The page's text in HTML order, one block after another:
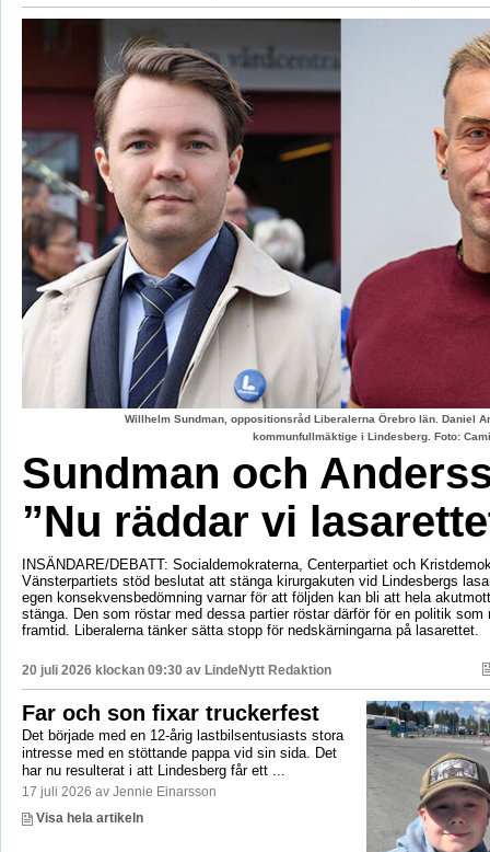
Willhelm Sundman, oppositionsråd Liberalerna Örebro län. Daniel
kommunfullmäktige i Lindesberg. Foto:
Sundman och
”Nu räddar vi
INSÄNDARE/DEBATT: Socialdemokraterna, Centerpartiet och
Vänsterpartiets stöd beslutat att stänga kirurgakuten vid Lindesbergs
egen konsekvensbedömning varnar för att följden kan bli att hela
stänga. Den som röstar med dessa partier röstar därför för en politik som
framtid. Liberalerna tänker sätta stopp för nedskärningarna på lasarettet.
20 juli 2026 klockan 09:30 av LindeNytt Redaktion
Far och son fixar truckerfest
Det började med en 12-årig lastbilsentusiasts stora
intresse med en stöttande pappa vid sin sida. Det
har nu resulterat i att Lindesberg får ett ...
17 juli 2026 av Jennie Einarsson
Visa hela artikeln